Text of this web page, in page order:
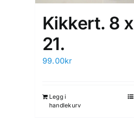
Kikkert. 8 x
21.
99.00kr
Legg i
handlekurv